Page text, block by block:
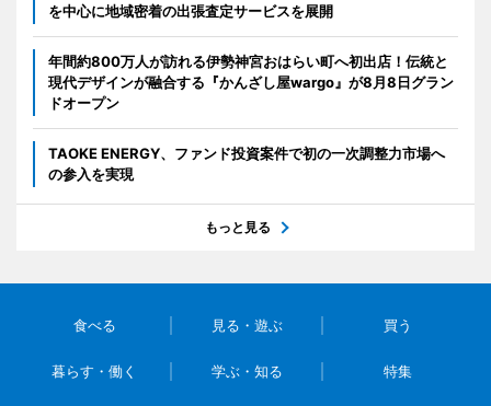
を中心に地域密着の出張査定サービスを展開
年間約800万人が訪れる伊勢神宮おはらい町へ初出店！伝統と
現代デザインが融合する『かんざし屋wargo』が8月8日グラン
ドオープン
TAOKE ENERGY、ファンド投資案件で初の一次調整力市場へ
の参入を実現
もっと見る
食べる 見る・遊ぶ 買う
暮らす・働く 学ぶ・知る 特集